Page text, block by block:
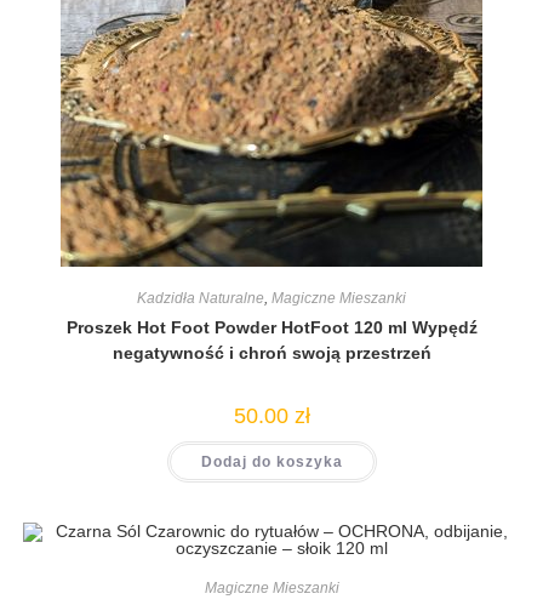
Kadzidła Naturalne, Magiczne Mieszanki
Proszek Hot Foot Powder HotFoot 120 ml Wypędź
negatywność i chroń swoją przestrzeń
50.00 zł
Dodaj do koszyka
Magiczne Mieszanki